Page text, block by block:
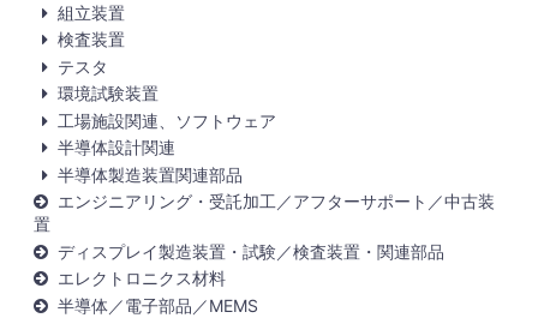
組立装置
検査装置
テスタ
環境試験装置
工場施設関連、ソフトウェア
半導体設計関連
半導体製造装置関連部品
エンジニアリング・受託加工／アフターサポート／中古装
置
ディスプレイ製造装置・試験／検査装置・関連部品
エレクトロニクス材料
半導体／電子部品／MEMS